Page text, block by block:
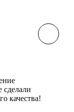
сделали
качества!